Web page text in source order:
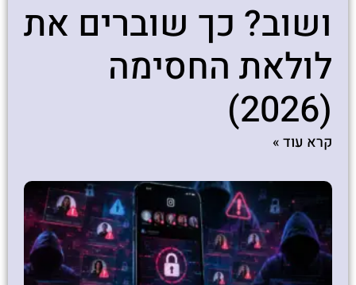
ושוב? כך שוברים את
לולאת החסימה
(2026)
קרא עוד »